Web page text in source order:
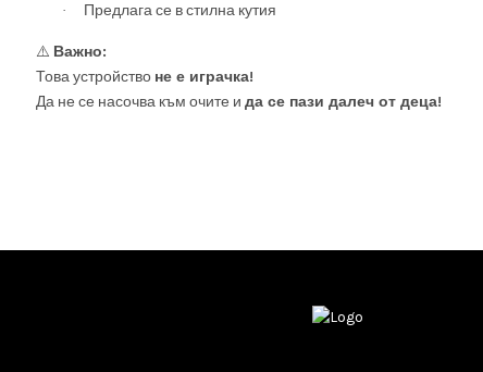
· Предлага се в стилна кутия
⚠️ Важно:
Това устройство не е играчка!
Да не се насочва към очите и да се пази далеч от деца!